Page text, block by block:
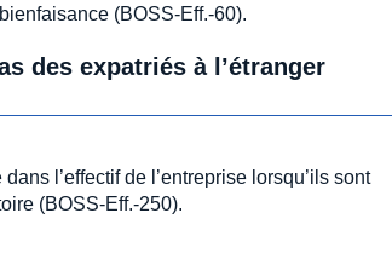
(BOSS-Eff.-60).
des expatriés à l’étranger
l’effectif de l’entreprise lorsqu’ils sont
(BOSS-Eff.-250).